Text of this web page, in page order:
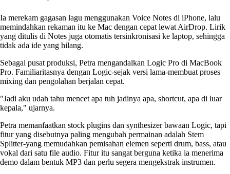
Ia merekam gagasan lagu menggunakan Voice Notes di iPhone, lalu
memindahkan rekaman itu ke Mac dengan cepat lewat AirDrop. Lirik
yang ditulis di Notes juga otomatis tersinkronisasi ke laptop, sehingga
tidak ada ide yang hilang.
Sebagai pusat produksi, Petra mengandalkan Logic Pro di MacBook
Pro. Familiaritasnya dengan Logic-sejak versi lama-membuat proses
mixing dan pengolahan berjalan cepat.
"Jadi aku udah tahu mencet apa tuh jadinya apa, shortcut, apa di luar
kepala," ujarnya.
Petra memanfaatkan stock plugins dan synthesizer bawaan Logic, tapi
fitur yang disebutnya paling mengubah permainan adalah Stem
Splitter-yang memudahkan pemisahan elemen seperti drum, bass, atau
vokal dari satu file audio. Fitur itu sangat berguna ketika ia menerima
demo dalam bentuk MP3 dan perlu segera mengekstrak instrumen.